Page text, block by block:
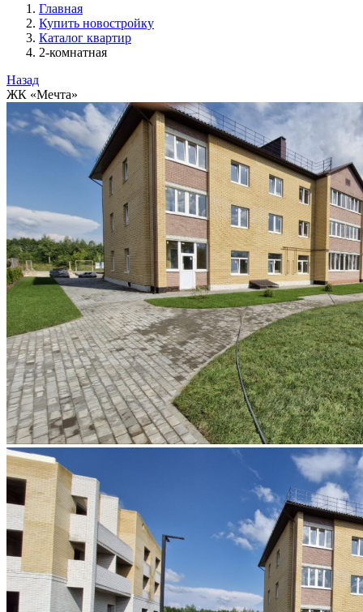
Главная
Купить новостройку
Каталог квартир
2-комнатная
Назад
ЖК «Мечта»